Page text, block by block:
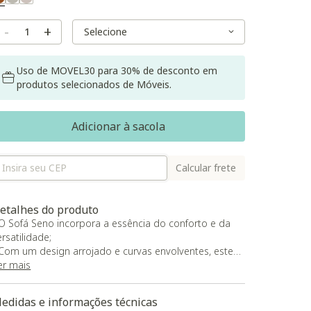
- + Variant Size
Variant Size
Uso de MOVEL30 para 30% de desconto em
produtos selecionados de Móveis.
Adicionar à sacola
Calcular frete
do produto
Sofá Seno incorpora a essência do conforto e da
um design arrojado e curvas envolventes, este
retrátil e reclinável se adapta a qualquer
disso, a inclusão de almofadas duplas e a
mais
e informações técnicas